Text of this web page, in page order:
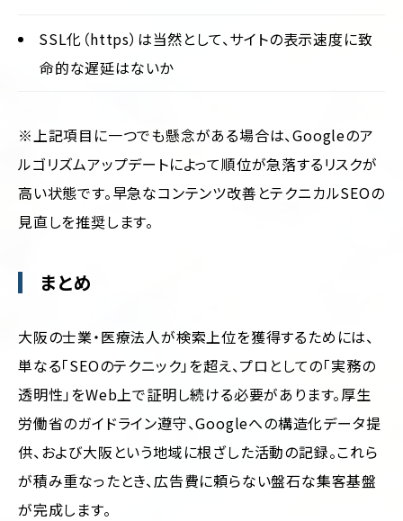
SSL化（https）は当然として、サイトの表示速度に致
命的な遅延はないか
※上記項目に一つでも懸念がある場合は、Googleのア
ルゴリズムアップデートによって順位が急落するリスクが
高い状態です。早急なコンテンツ改善とテクニカルSEOの
見直しを推奨します。
まとめ
大阪の士業・医療法人が検索上位を獲得するためには、
単なる「SEOのテクニック」を超え、プロとしての「実務の
透明性」をWeb上で証明し続ける必要があります。厚生
労働省のガイドライン遵守、Googleへの構造化データ提
供、および大阪という地域に根ざした活動の記録。これら
が積み重なったとき、広告費に頼らない盤石な集客基盤
が完成します。